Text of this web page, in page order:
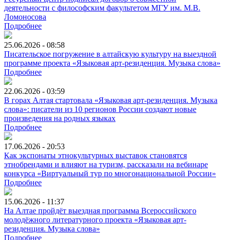
деятельности с философским факультетом МГУ им. М.В.
Ломоносова
Подробнее
25.06.2026 - 08:58
Писательское погружение в алтайскую культуру на выездной
программе проекта «Языковая арт-резиденция. Музыка слова»
Подробнее
22.06.2026 - 03:59
В горах Алтая стартовала «Языковая арт-резиденция. Музыка
слова»: писатели из 10 регионов России создают новые
произведения на родных языках
Подробнее
17.06.2026 - 20:53
Как экспонаты этнокультурных выставок становятся
этнобрендами и влияют на туризм, рассказали на вебинаре
конкурса «Виртуальный тур по многонациональной России»
Подробнее
15.06.2026 - 11:37
На Алтае пройдёт выездная программа Всероссийского
молодёжного литературного проекта «Языковая арт-
резиденция. Музыка слова»
Подробнее